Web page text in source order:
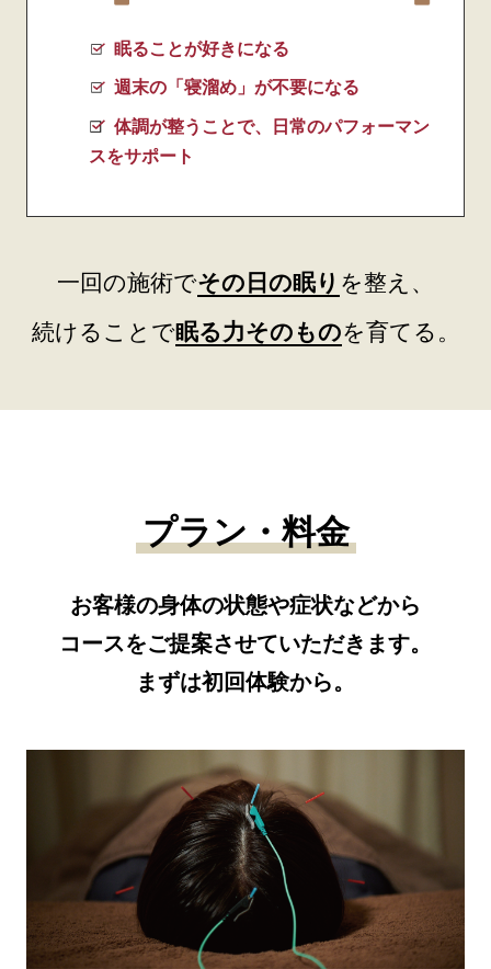
眠ることが好きになる
週末の「寝溜め」が不要になる
体調が整うことで、日常のパフォーマン
スをサポート
一回の施術でその日の眠り を整え、
続けることで眠る力そのものを育てる。
プラン・料金
お客様の身体の状態や症状などから
コースをご提案させていただきます。
まずは初回体験から。